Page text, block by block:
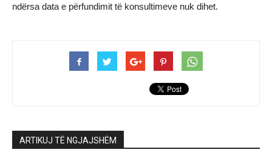
ndërsa data e përfundimit të konsultimeve nuk dihet.
ARTIKUJ TË NGJAJSHËM